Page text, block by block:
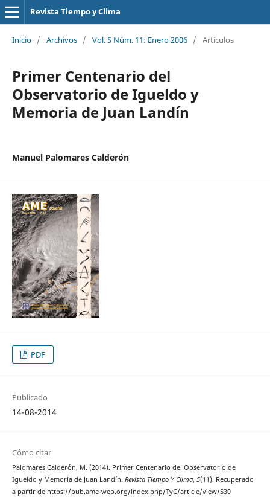
Revista Tiempo y Clima
Inicio / Archivos / Vol. 5 Núm. 11: Enero 2006 / Artículos
Primer Centenario del
Observatorio de Igueldo y
Memoria de Juan Landín
Manuel Palomares Calderón
PDF
Publicado
14-08-2014
Cómo citar
Palomares Calderón, M. (2014). Primer Centenario del Observatorio de
Igueldo y Memoria de Juan Landín. Revista Tiempo Y Clima, 5(11). Recuperado
a partir de https://pub.ame-web.org/index.php/TyC/article/view/530